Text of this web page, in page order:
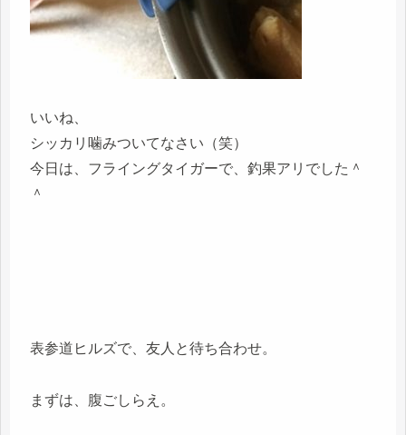
いいね、
シッカリ噛みついてなさい（笑）
今日は、フライングタイガーで、釣果アリでした＾
＾
表参道ヒルズで、友人と待ち合わせ。
まずは、腹ごしらえ。